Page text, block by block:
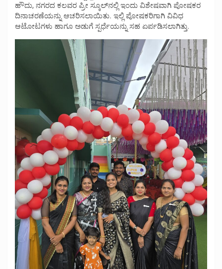
ಹೌದು, ನಗರದ ಕಲವರ ಪ್ರೀ ಸ್ಕೂಲ್‍ನಲ್ಲಿ ಇಂದು ವಿಶೇಷವಾಗಿ ಪೋಷಕರ
ದಿನಾಚರಣೆಯನ್ನು ಆಚರಿಸಲಾಯಿತು. ಇಲ್ಲಿ ಪೋಷಕರಿಗಾಗಿ ವಿವಿಧ
ಆಟೋಟಗಳು ಹಾಗೂ ಅಡುಗೆ ಸ್ಪರ್ಧೆಯನ್ನು ಸಹ ಏರ್ಪಡಿಸಲಾಗಿತ್ತು.